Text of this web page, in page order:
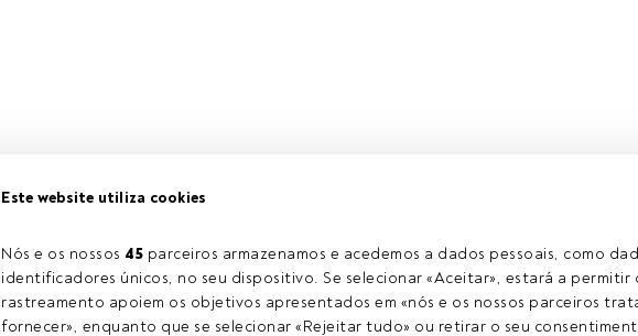
Este website utiliza cookies
Nós e os nossos 45 parceiros armazenamos e acedemos a dados pessoais, como
identificadores únicos, no seu dispositivo. Se selecionar «Aceitar», estará a permitir
rastreamento apoiem os objetivos apresentados em «nós e os nossos parceiros
fornecer», enquanto que se selecionar «Rejeitar tudo» ou retirar o seu